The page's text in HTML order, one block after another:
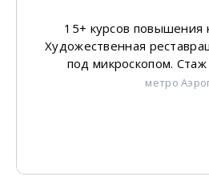
15+ курсов повышения
Художественная
под микроскопом.
метро